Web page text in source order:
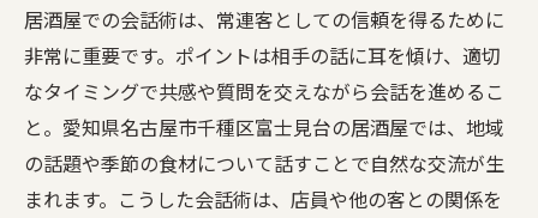
居酒屋での会話術は、常連客としての信頼を得るために
非常に重要です。ポイントは相手の話に耳を傾け、適切
なタイミングで共感や質問を交えながら会話を進めるこ
と。愛知県名古屋市千種区富士見台の居酒屋では、地域
の話題や季節の食材について話すことで自然な交流が生
まれます。こうした会話術は、店員や他の客との関係を